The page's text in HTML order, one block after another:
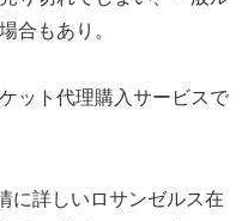
合もあり。
ット代理購入サービスで
に詳しいロサンゼルス在